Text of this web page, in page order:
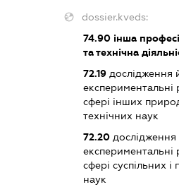
dossier.kveds:
74.90інша
та технічна
72.19дослідження
експериментальні
сфері інших
технічних наук
72.20дослідження
експериментальні
сфері суспільних і
наук